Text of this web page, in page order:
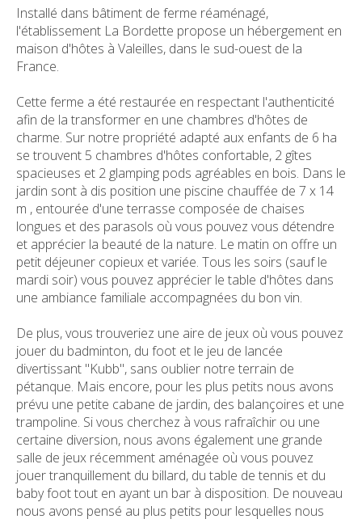
Installé dans bâtiment de ferme réaménagé,
l'établissement La Bordette propose un hébergement en
maison d'hôtes à Valeilles, dans le sud-ouest de la
France.
Cette ferme a été restaurée en respectant l'authenticité
afin de la transformer en une chambres d'hôtes de
charme. Sur notre propriété adapté aux enfants de 6 ha
se trouvent 5 chambres d'hôtes confortable, 2 gîtes
spacieuses et 2 glamping pods agréables en bois. Dans le
jardin sont à dis position une piscine chauffée de 7 x 14
m , entourée d'une terrasse composée de chaises
longues et des parasols où vous pouvez vous détendre
et apprécier la beauté de la nature. Le matin on offre un
petit déjeuner copieux et variée. Tous les soirs (sauf le
mardi soir) vous pouvez apprécier le table d'hôtes dans
une ambiance familiale accompagnées du bon vin.
De plus, vous trouveriez une aire de jeux où vous pouvez
jouer du badminton, du foot et le jeu de lancée
divertissant "Kubb", sans oublier notre terrain de
pétanque. Mais encore, pour les plus petits nous avons
prévu une petite cabane de jardin, des balançoires et une
trampoline. Si vous cherchez à vous rafraîchir ou une
certaine diversion, nous avons également une grande
salle de jeux récemment aménagée où vous pouvez
jouer tranquillement du billard, du table de tennis et du
baby foot tout en ayant un bar à disposition. De nouveau
nous avons pensé au plus petits pour lesquelles nous